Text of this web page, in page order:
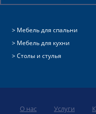
Мебель для спальни
Мебель для кухни
Столы и стулья
О нас Услуги